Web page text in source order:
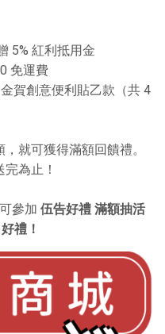
5% 紅利抵用金
免運費
賀創意便利貼乙款（共 4
就可獲得滿額回饋禮。
為止！
參加 伍告好禮 滿額抽活
禮！